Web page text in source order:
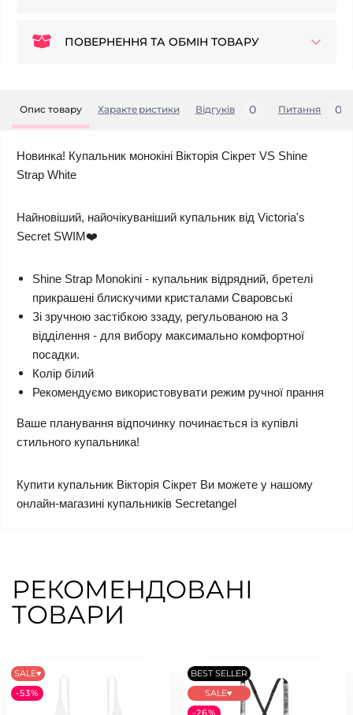
ПОВЕРНЕННЯ ТА ОБМІН ТОВАРУ
Опис товару Характеристики Відгуків 0 Питання 0
Новинка! Купальник монокіні Вікторія Сікрет VS Shine
Strap White
Найновіший, найочікуваніший купальник від Victoria's
Secret SWIM❤️
Shine Strap Monokini - купальник відрядний, бретелі
прикрашені блискучими кристалами Сваровські
Зі зручною застібкою ззаду, регульованою на 3
відділення - для вибору максимально комфортної
посадки.
Колір білий
Рекомендуємо використовувати режим ручної прання
Ваше планування відпочинку починається із купівлі
стильного купальника!
Купити купальник Вікторія Сікрет Ви можете у нашому
онлайн-магазині купальників Secretangel
РЕКОМЕНДОВАНІ
ТОВАРИ
SALE♥
-53%
BEST SELLER
SALE♥
-26%